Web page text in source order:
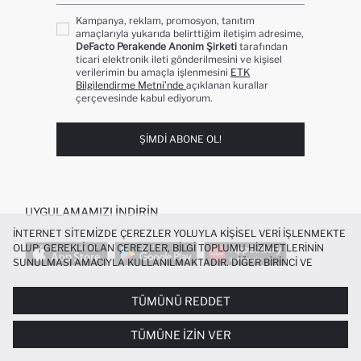
Kampanya, reklam, promosyon, tanıtım
amaçlarıyla yukarıda belirttiğim iletişim adresime,
DeFacto Perakende Anonim Şirketi tarafından
ticari elektronik ileti gönderilmesini ve kişisel
verilerimin bu amaçla işlenmesini ETK
Bilgilendirme Metni’nde açıklanan kurallar
çerçevesinde kabul ediyorum.
ŞIMDI ABONE OL!
UYGULAMAMIZI İNDIRIN
POPÜLER KATEGORILER
BIKINI
KADIN BEYAZ TIŞÖRT
ERKEK BEYAZ TIŞÖRT
İNTERNET SITEMIZDE ÇEREZLER YOLUYLA KIŞISEL VERI IŞLENMEKTE
OLUP; GEREKLI OLAN ÇEREZLER, BILGI TOPLUMU HIZMETLERININ
SUNULMASI AMACIYLA KULLANILMAKTADIR. DIĞER BIRINCI VE
DENEYIMI SUNULABILMESI, SITEMIZIN DAHA IŞLEVSEL KILINMASI VE
KIŞISELLEŞTIRMESI VE AÇIK RIZA VERMENIZ HALINDE, SIZLERE
YÖNELIK PAZARLAMA FAALIYETLERININ YAPILMASI AMAÇLARIYLA
SINIRLI OLARAK KULLANILACAKTIR. ÇEREZLERE DAIR TERCIHLERINIZI
ÇEREZ TERCIHLERIPANELI ARACILIĞIYLA HER ZAMAN YÖNETEBILIR,
TÜMÜNÜ REDDET
TÜMÜNE İZIN VER